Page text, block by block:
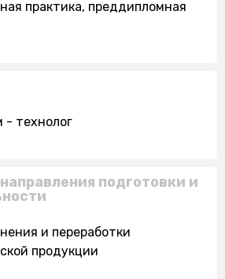
практика, преддипломная
- технолог
подготовки и
и переработки
продукции